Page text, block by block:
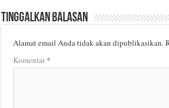
Tinggalkan Balasan
Alamat email Anda tidak akan dipublikasikan.
Komentar*